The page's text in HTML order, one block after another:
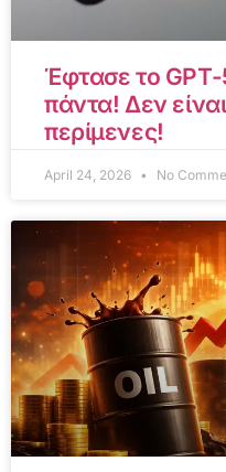
Έφτασε το GPT-
πάντα! Δεν
περίμενες!
April 24, 2026 No